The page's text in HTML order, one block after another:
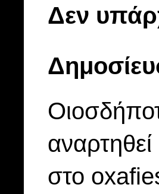
Δεν
στο